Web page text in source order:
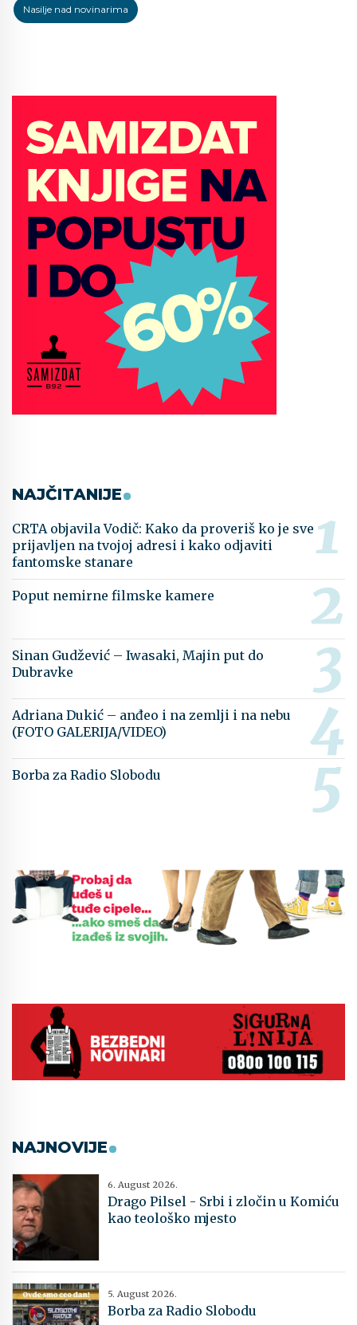
Nasilje nad novinarima
NAJČITANIJE
CRTA objavila Vodič: Kako da proveriš ko je sve
prijavljen na tvojoj adresi i kako odjaviti
fantomske stanare
Poput nemirne filmske kamere
Sinan Gudžević – Iwasaki, Majin put do
Dubravke
Adriana Dukić – anđeo i na zemlji i na nebu
(FOTO GALERIJA/VIDEO)
Borba za Radio Slobodu
NAJNOVIJE
6. August 2026.
Drago Pilsel - Srbi i zločin u Komiću
kao teološko mjesto
5. August 2026.
Borba za Radio Slobodu